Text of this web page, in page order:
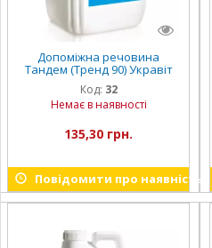
Допоміжна речовина
Тандем (Тренд 90) Укравіт
(20 л)
Код: 32
Немає в наявності
135,30 грн.
Повідомити про наявність